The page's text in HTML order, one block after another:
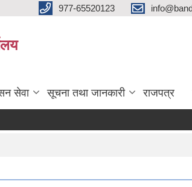
977-65520123
सेवा सूचना तथा जानकारी राजपत्र